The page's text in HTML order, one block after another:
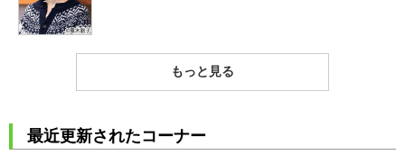
もっと見る
最近更新されたコーナー